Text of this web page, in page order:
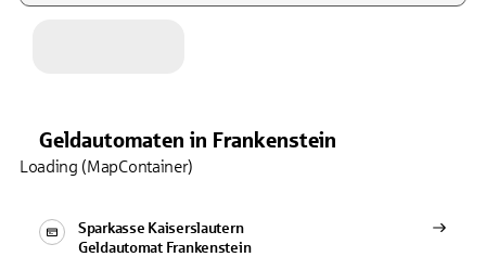
Geldautomaten in Frankenstein
Sparkasse Kaiserslautern
Geldautomat Frankenstein
Loading (MapContainer)